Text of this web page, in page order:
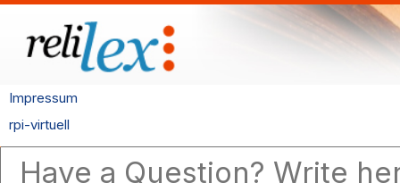
Impressum
rpi-virtuell